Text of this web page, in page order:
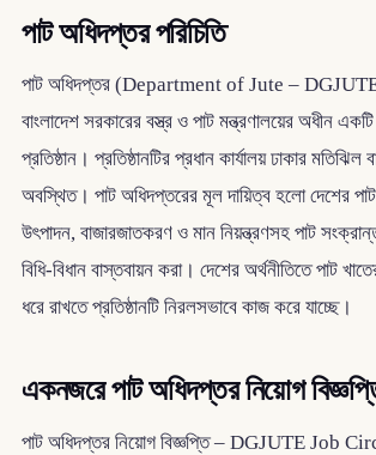
পাট অধিদপ্তর পরিচিতি
পাট অধিদপ্তর (Department of Jute – DGJUTE)
বাংলাদেশ সরকারের বস্ত্র ও পাট মন্ত্রণালয়ের অধীন
প্রতিষ্ঠান। প্রতিষ্ঠানটির প্রধান কার্যালয় ঢাকার
অবস্থিত। পাট অধিদপ্তরের মূল দায়িত্ব হলো দেশের
উৎপাদন, বাজারজাতকরণ ও মান নিয়ন্ত্রণসহ পাট
বিধি-বিধান বাস্তবায়ন করা। দেশের অর্থনীতিতে পাট
ধরে রাখতে প্রতিষ্ঠানটি নিরলসভাবে কাজ করে যাচ্ছে।
একনজরে পাট অধিদপ্তর নিয়োগ
পাট অধিদপ্তর নিয়োগ বিজ্ঞপ্তি – DGJUTE Job